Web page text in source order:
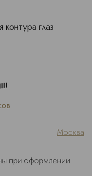
контура глаз
Москва
при оформлении